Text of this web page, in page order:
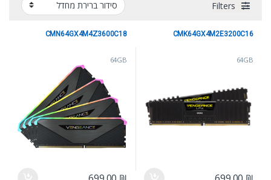
Filters
64GB
CMK64GX4M2E3200C16
64GB
CMN64GX4M4Z3600C18